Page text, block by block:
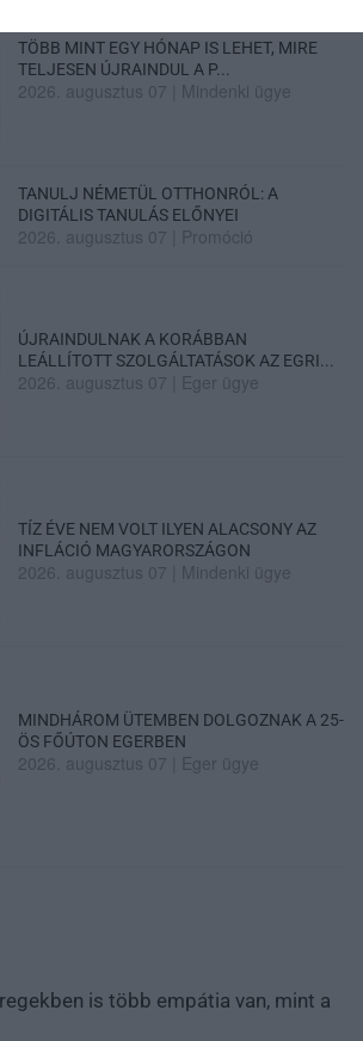
TÖBB MINT EGY HÓNAP IS LEHET, MIRE
TELJESEN ÚJRAINDUL A P...
2026. augusztus 07 Mindenki ügye
TANULJ NÉMETÜL OTTHONRÓL: A
DIGITÁLIS TANULÁS ELŐNYEI
2026. augusztus 07 Promóció
ÚJRAINDULNAK A KORÁBBAN
LEÁLLÍTOTT SZOLGÁLTATÁSOK AZ EGRI...
2026. augusztus 07 Eger ügye
TÍZ ÉVE NEM VOLT ILYEN ALACSONY AZ
INFLÁCIÓ MAGYARORSZÁGON
2026. augusztus 07 Mindenki ügye
MINDHÁROM ÜTEMBEN DOLGOZNAK A 25-
ÖS FŐÚTON EGERBEN
2026. augusztus 07 Eger ügye
is több empátia van, mint a